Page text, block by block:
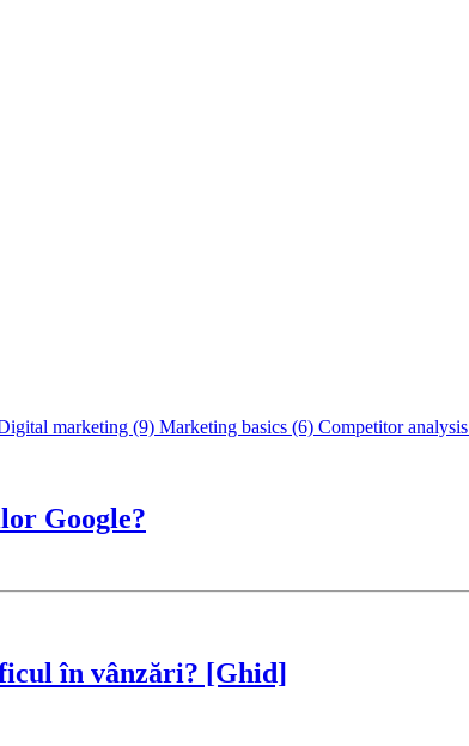
marketing (9) Marketing basics (6) Competitor analysis
Google?
în vânzări? [Ghid]